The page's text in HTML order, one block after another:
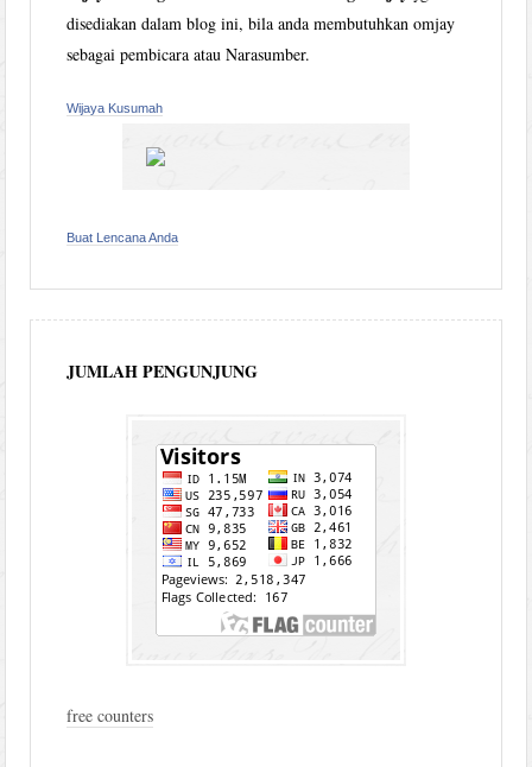
disediakan dalam blog ini, bila anda membutuhkan omjay
sebagai pembicara atau Narasumber.
Wijaya Kusumah
Buat Lencana Anda
JUMLAH PENGUNJUNG
free counters